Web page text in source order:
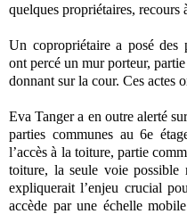
quelques propriétaires, recours
Un copropriétaire a posé des
ont percé un mur porteur,
donnant sur la cour. Ces actes
Eva Tanger a en outre alerté
parties communes au 6e
l’accès à la toiture, partie
toiture, la seule voie possible
expliquerait l’enjeu crucial
accède par une échelle